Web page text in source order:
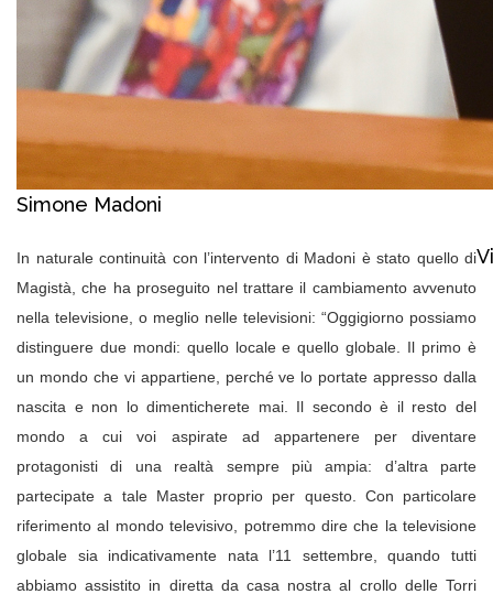
Simone Madoni
In naturale continuità con l’intervento di Madoni è stato quello di
Magistà, che ha proseguito nel trattare il cambiamento avvenuto
nella televisione, o meglio nelle televisioni: “Oggigiorno possiamo
distinguere due mondi: quello locale e quello globale. Il primo è
un mondo che vi appartiene, perché ve lo portate appresso dalla
nascita e non lo dimenticherete mai. Il secondo è il resto del
mondo a cui voi aspirate ad appartenere per diventare
protagonisti di una realtà sempre più ampia: d’altra parte
partecipate a tale Master proprio per questo. Con particolare
riferimento al mondo televisivo, potremmo dire che la televisione
globale sia indicativamente nata l’11 settembre, quando tutti
abbiamo assistito in diretta da casa nostra al crollo delle Torri